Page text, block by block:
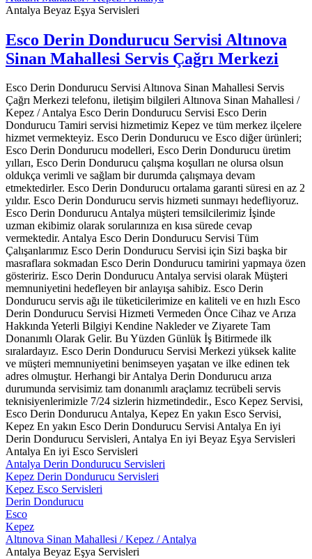
Antalya Beyaz Eşya Servisleri
Esco Derin Dondurucu Servisi Altınova
Sinan Mahallesi Servis Çağrı Merkezi
Esco Derin Dondurucu Servisi Altınova Sinan Mahallesi Servis
Çağrı Merkezi telefonu, iletişim bilgileri Altınova Sinan Mahallesi /
Kepez / Antalya Esco Derin Dondurucu Servisi Esco Derin
Dondurucu Tamiri servisi hizmetimiz Kepez ve tüm merkez ilçelere
hizmet vermekteyiz. Esco Derin Dondurucu ve Esco diğer ürünleri;
Esco Derin Dondurucu modelleri, Esco Derin Dondurucu üretim
yılları, Esco Derin Dondurucu çalışma koşulları ne olursa olsun
oldukça verimli ve sağlam bir durumda çalışmaya devam
etmektedirler. Esco Derin Dondurucu ortalama garanti süresi en az 2
yıldır. Esco Derin Dondurucu servis hizmeti sunmayı hedefliyoruz.
Esco Derin Dondurucu Antalya müşteri temsilcilerimiz İşinde
uzman ekibimiz olarak sorularınıza en kısa sürede cevap
vermektedir. Antalya Esco Derin Dondurucu Servisi Tüm
Çalışanlarımız Esco Derin Dondurucu Servisi için Sizi başka bir
masraflara sokmadan Esco Derin Dondurucu tamirini yapmaya özen
gösteririz. Esco Derin Dondurucu Antalya servisi olarak Müşteri
memnuniyetini hedefleyen bir anlayışa sahibiz. Esco Derin
Dondurucu servis ağı ile tüketicilerimize en kaliteli ve en hızlı Esco
Derin Dondurucu Servisi Hizmeti Vermeden Önce Cihaz ve Arıza
Hakkında Yeterli Bilgiyi Kendine Nakleder ve Ziyarete Tam
Donanımlı Olarak Gelir. Bu Yüzden Günlük İş Bitirmede ilk
sıralardayız. Esco Derin Dondurucu Servisi Merkezi yüksek kalite
ve müşteri memnuniyetini benimseyen yaşatan ve ilke edinen tek
adres olmuştur. Herhangi bir Antalya Derin Dondurucu arıza
durumunda servisimiz tam donanımlı araçlamız tecrübeli servis
teknisiyenlerimizle 7/24 sizlerin hizmetindedir., Esco Kepez Servisi,
Esco Derin Dondurucu Antalya, Kepez En yakın Esco Servisi,
Kepez En yakın Esco Derin Dondurucu Servisi Antalya En iyi
Derin Dondurucu Servisleri, Antalya En iyi Beyaz Eşya Servisleri
Antalya En iyi Esco Servisleri
Antalya Derin Dondurucu Servisleri
Kepez Derin Dondurucu Servisleri
Kepez Esco Servisleri
Derin Dondurucu
Esco
Kepez
Altınova Sinan Mahallesi / Kepez / Antalya
Antalya Beyaz Eşya Servisleri